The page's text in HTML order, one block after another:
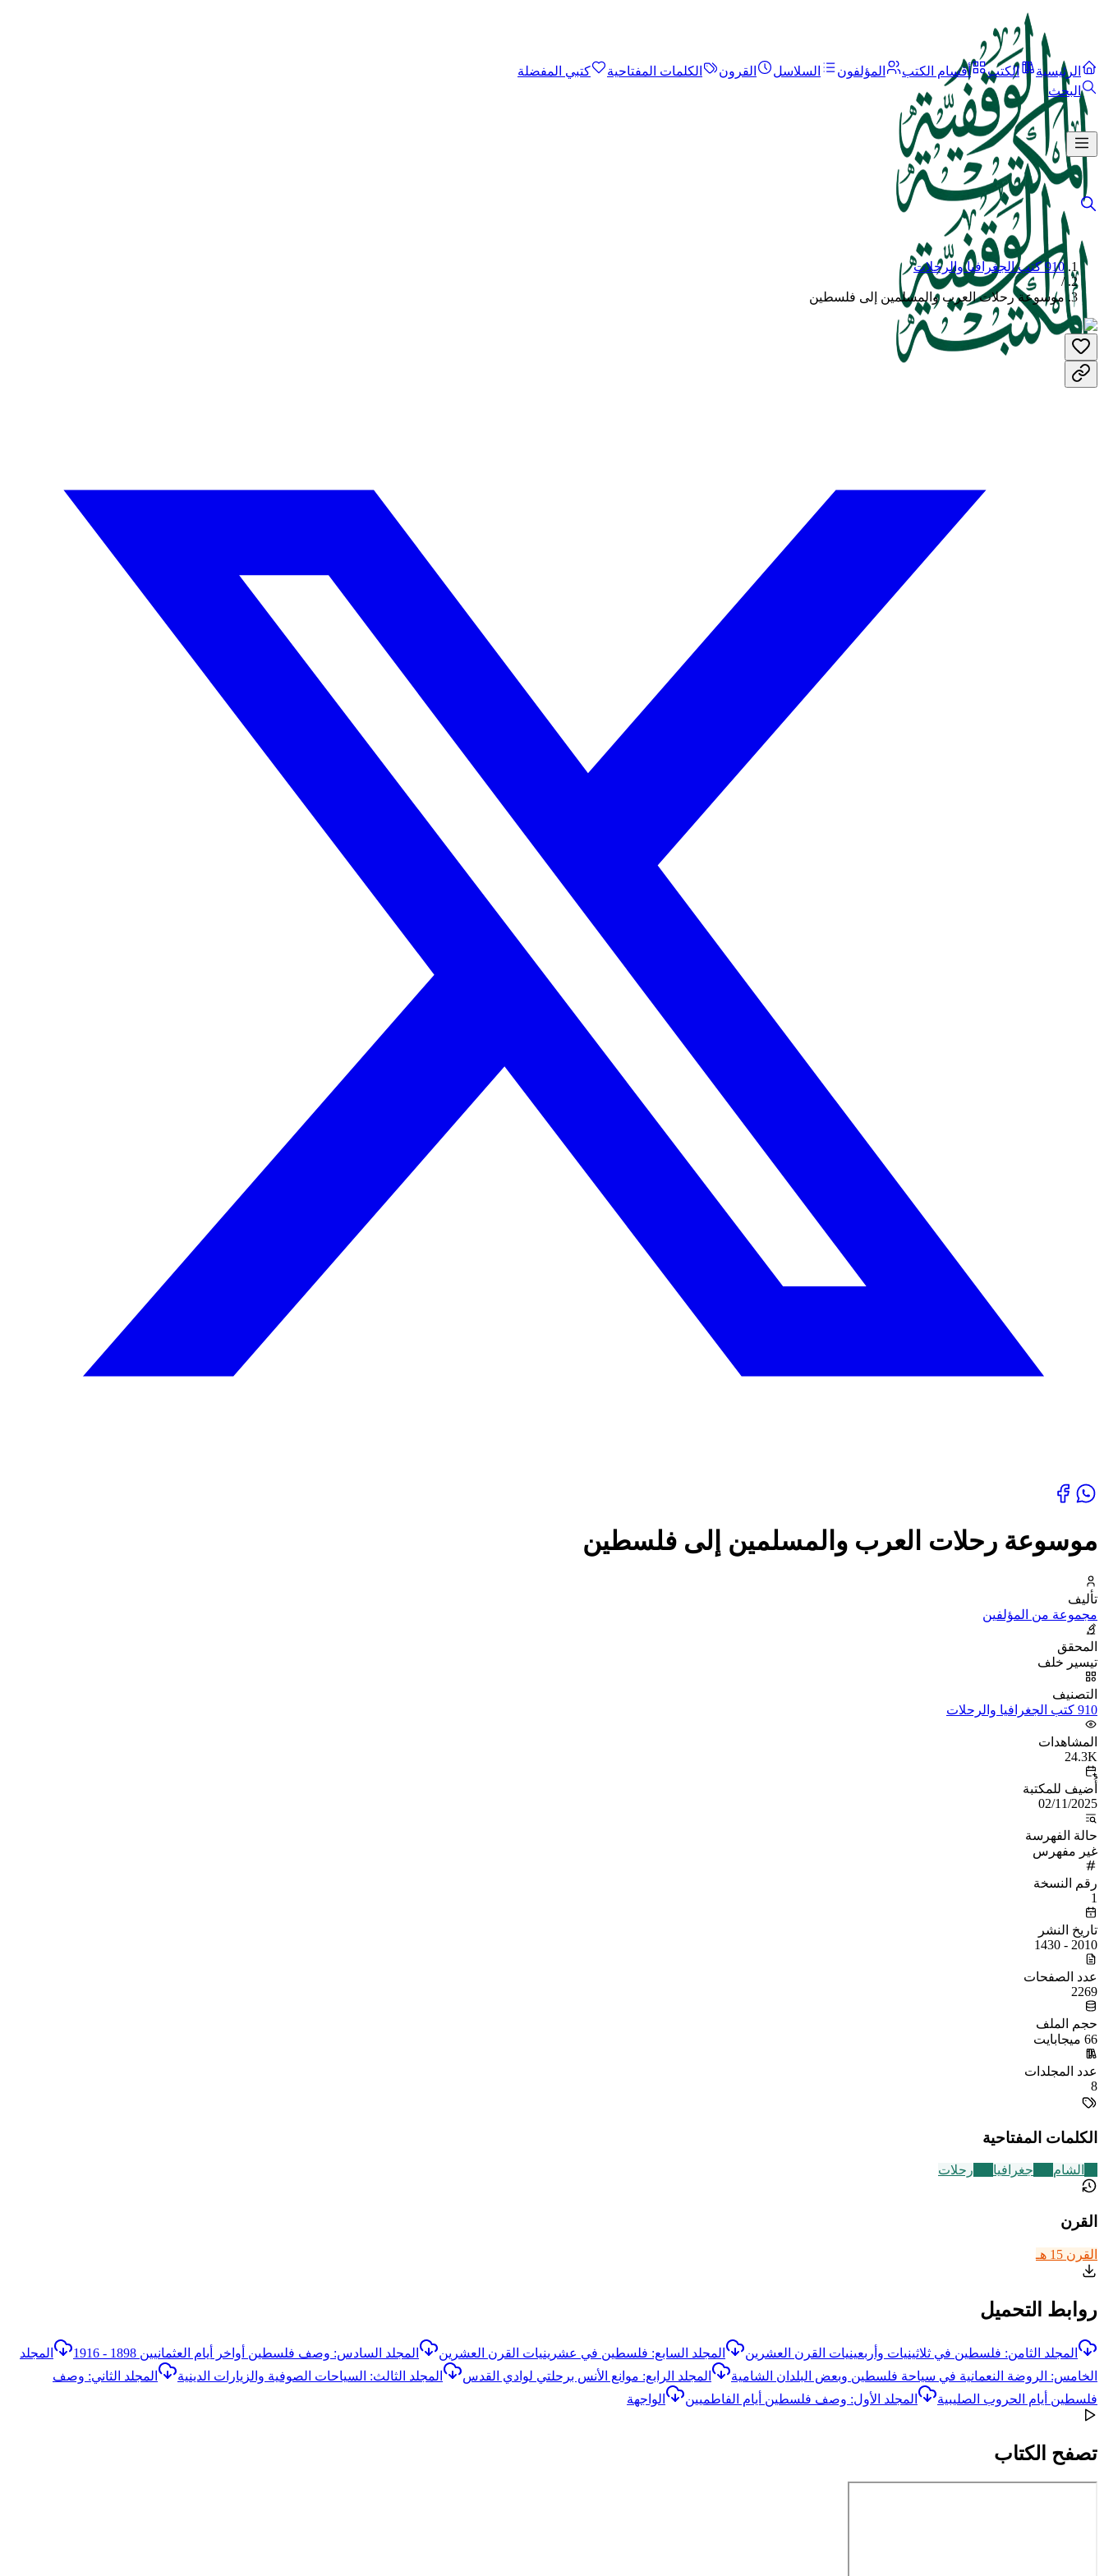
الرئيسية الكتب أقسام الكتب المؤلفون السلاسل القرون الكلمات المفتاحية
كتبي المفضلة
البحث
910 كتب الجغرافيا والرحلات
/
موسوعة رحلات العرب والمسلمين إلى فلسطين
موسوعة رحلات العرب والمسلمين إلى فلسطين
تأليف
مجموعة من المؤلفين
المحقق
تيسير خلف
التصنيف
910 كتب الجغرافيا والرحلات
المشاهدات
24.3K
أُضيف للمكتبة
02/11/2025
حالة الفهرسة
غير مفهرس
رقم النسخة
1
تاريخ النشر
2010 - 1430
عدد الصفحات
2269
حجم الملف
66 ميجابايت
عدد المجلدات
8
الكلمات المفتاحية
الشام جغرافيا رحلات
القرن
القرن 15 هـ
روابط التحميل
المجلد الثامن: فلسطين في ثلاثينيات وأربعينيات القرن العشرين المجلد السابع: فلسطين في عشرينيات القرن العشرين المجلد السادس: وصف فلسطين أواخر أيام العثمانيين 1898 - 1916
المجلد
الخامس: الروضة النعمانية في سياحة فلسطين وبعض البلدان الشامية
المجلد الرابع: موانع الأنس برحلتي لوادي القدس المجلد الثالث: السياحات الصوفية والزيارات الدينية
المجلد الثاني: وصف
فلسطين أيام الحروب الصليبية
المجلد الأول: وصف فلسطين أيام الفاطميين الواجهة
تصفح الكتاب